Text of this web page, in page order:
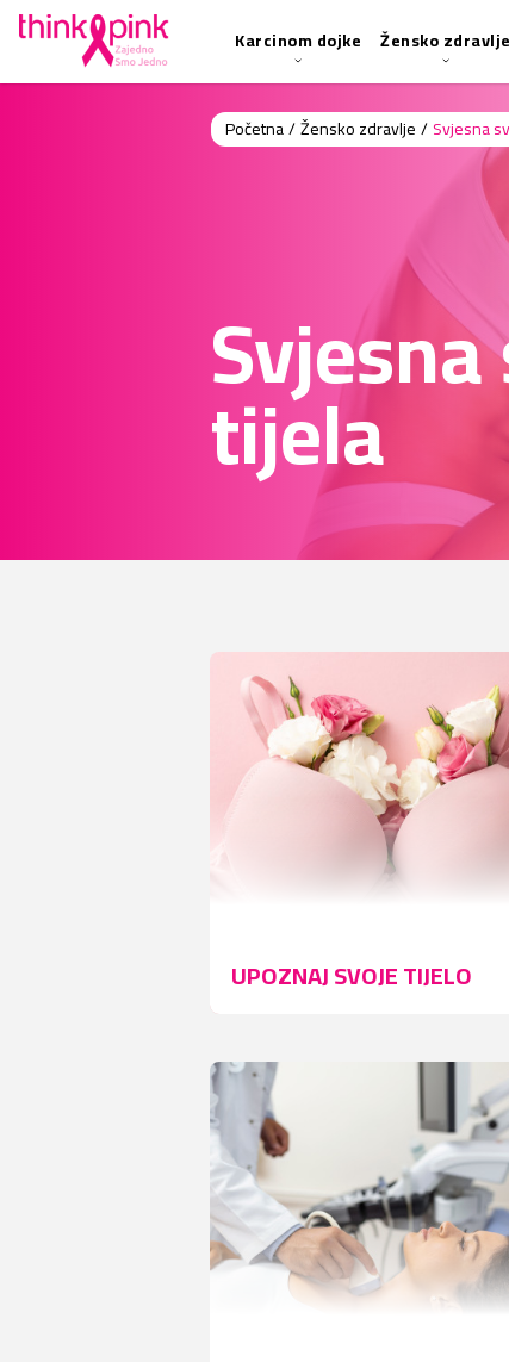
Karcinom dojke Žensko zdravlje
Početna/Žensko zdravlje/Svjesna
tijela
UPOZNAJ SVOJE TIJELO